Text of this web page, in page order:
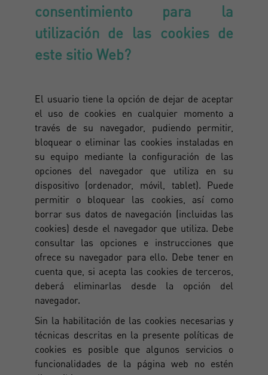
consentimiento para la
utilización de las cookies de
este sitio Web?
El usuario tiene la opción de dejar de aceptar
el uso de cookies en cualquier momento a
través de su navegador, pudiendo permitir,
bloquear o eliminar las cookies instaladas en
su equipo mediante la configuración de las
opciones del navegador que utiliza en su
dispositivo (ordenador, móvil, tablet). Puede
permitir o bloquear las cookies, así como
borrar sus datos de navegación (incluidas las
cookies) desde el navegador que utiliza. Debe
consultar las opciones e instrucciones que
ofrece su navegador para ello. Debe tener en
cuenta que, si acepta las cookies de terceros,
deberá eliminarlas desde la opción del
navegador.
Sin la habilitación de las cookies necesarias y
técnicas descritas en la presente políticas de
cookies es posible que algunos servicios o
funcionalidades de la página web no estén